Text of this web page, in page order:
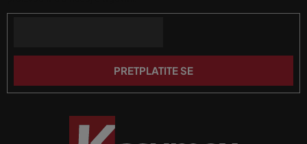
a
a
o
PRETPLATITE SE